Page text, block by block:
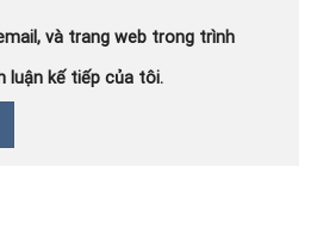
và trang web trong trình
luận kế tiếp của tôi.